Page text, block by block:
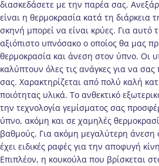
διασκεδάσετε με την παρέα σας.
είναι η θερμοκρασία κατά τη διάρκεια
σκηνή μπορεί να είναι κρύες. Για αυτό
αξιόπιστο υπνόσακο ο οποίος θα μας
θερμοκρασία και άνεση στον ύπνο. Οι
καλύπτουν όλες τις ανάγκες για να
σας. Χαρακτηρίζεται από πολύ καλή
ποιότητας υλικά. Το ανθεκτικό
την τεχνολογία γεμίσματος σας
ύπνο, ακόμη και σε χαμηλές
βαθμούς. Για ακόμη μεγαλύτερη
έχει ειδικές ραφές για την αποφυγή
Επιπλέον, η κουκούλα που βρίσκεται